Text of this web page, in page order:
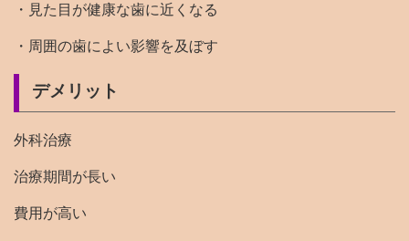
・見た目が健康な歯に近くなる
・周囲の歯によい影響を及ぼす
デメリット
外科治療
治療期間が長い
費用が高い